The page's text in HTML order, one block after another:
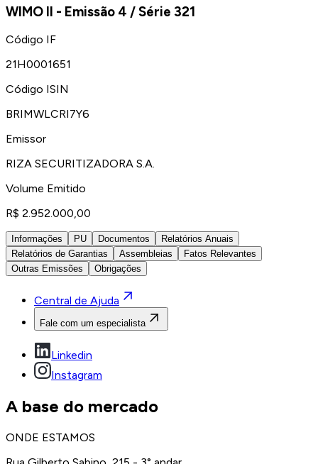
WIMO II - Emissão 4 / Série 321
Código IF
21H0001651
Código ISIN
BRIMWLCRI7Y6
Emissor
RIZA SECURITIZADORA S.A.
Volume Emitido
R$ 2.952.000,00
Informações PU Documentos
Relatórios Anuais
Relatórios de Garantias
Assembleias
Fatos Relevantes
Outras Emissões
Obrigações
Central de Ajuda
Fale com um especialista
Linkedin
Instagram
A base do mercado
ONDE ESTAMOS